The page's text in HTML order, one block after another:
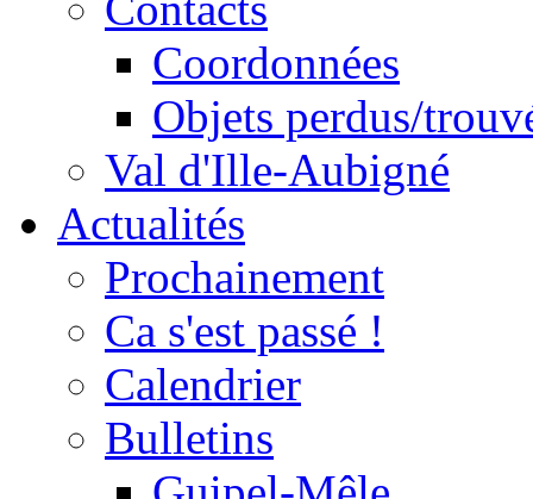
Coordonnées
Objets perdus/
Val d'Ille-Aubigné
Actualités
Prochainement
Ca s'est passé !
Calendrier
Bulletins